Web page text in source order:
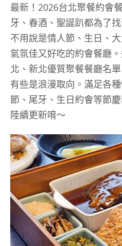
最新！2026台北聚餐約會
牙、春酒、聖誕趴都為了
不用說是情人節、生日、
氣氛佳又好吃的約會餐廳
北、新北優質聚餐餐廳名
有些是浪漫取向。滿足各
節、尾牙、生日約會等節
陸續更新唷～